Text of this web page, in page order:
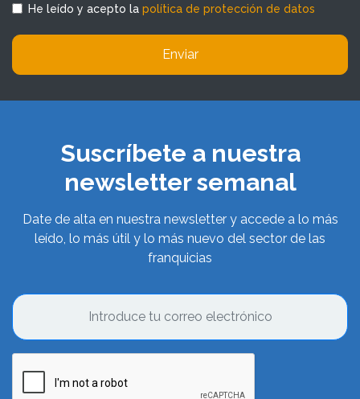
He leído y acepto la política de protección de datos
Enviar
Suscríbete a nuestra
newsletter semanal
Date de alta en nuestra newsletter y accede a lo más
leído, lo más útil y lo más nuevo del sector de las
franquicias